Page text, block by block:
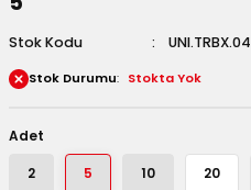
Stok Kodu
Stok Durumu Stokta Yok
Adet
2 5 10 20